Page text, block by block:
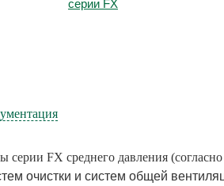
FX среднего давления
очистки и систем общей